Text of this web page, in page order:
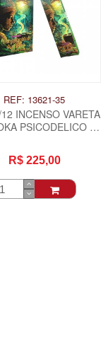
REF: 13621-35
INCENSO VARETA
PSICODELICO -
R$ 225,00